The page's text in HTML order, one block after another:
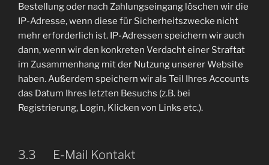
Bestellung oder nach Zahlungseingang löschen wir die
IP-Adresse, wenn diese für Sicherheitszwecke nicht
mehr erforderlich ist. IP-Adressen speichern wir auch
dann, wenn wir den konkreten Verdacht einer Straftat
im Zusammenhang mit der Nutzung unserer Website
haben. Außerdem speichern wir als Teil Ihres Accounts
das Datum Ihres letzten Besuchs (z.B. bei
Registrierung, Login, Klicken von Links etc.).
3.3 E-Mail Kontakt